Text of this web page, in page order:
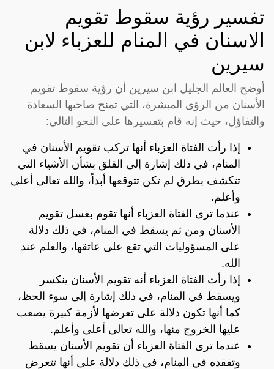
تفسير رؤية سقوط تقويم
الاسنان في المنام للعزباء لابن
سيرين
أوضح العالم الجليل ابن سيرين أن رؤية سقوط تقويم
الأسنان من الرؤى المبشرة، التي تمنح صاحبها السعادة
والتفاؤل، حيث إنه قام بتفسيرها على النحو التالي:
إذا رأت الفتاة العزباء أنها تركب تقويم الأسنان في
المنام، في ذلك إشارة إلى القلق بشأن الأشياء التي
تتكشف بطرق لم تكن تتوقعها أبداً، والله تعالى أعلى
وأعلم.
عندما ترى الفتاة العزباء أنها تقوم بغسل تقويم
الأسنان ومن ثم يسقط في المنام، في ذلك دلالة
على المسؤوليات التي تقع على عاتقها، والعلم عند
الله.
إذا رأت الفتاة العزباء أنه تقويم الأسنان ينكسر
ويسقط في المنام، في ذلك إشارة إلى سوء الحظ،
كما أنها تكون دلالة على تعرضها لأزمة كبيرة يصعب
عليها الخروج منها، والله تعالى أعلى وأعلم.
عندما ترى الفتاة العزباء أن تقويم الأسنان يسقط
وتفقده في المنام، في ذلك دلالة على أنها تتعرض